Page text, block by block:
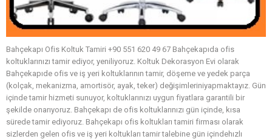
Bahçekapı Ofis Koltuk Tamiri +90 551 620 49 67 Bahçekapıda ofis
koltuklarınızı tamir ediyor, yeniliyoruz. Koltuk Dekorasyon Evi olarak
Bahçekapıde ofis ve iş yeri koltuklarının tamir, döşeme ve yedek parça
(kolçak, mekanizma, amortisör, ayak, teker) değişimleriniyapmaktayız. Gün
içinde tamir hizmeti sunuyor, koltuklarınızı uygun fiyatlara garantili bir
şekilde onarıyoruz. Bahçekapı de ofis koltuklarınızı gün içinde, kısa
sürede tamir ediyoruz. Bahçekapı ofis koltukları tamiri firması olarak
sizlerden gelen ofis ve iş yeri koltukları tamir talebine gün içindehızlı